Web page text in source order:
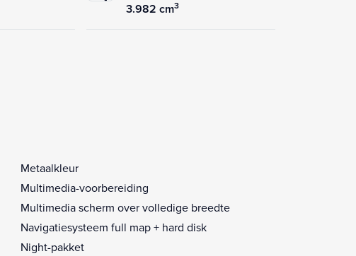
3.982 cm3
Metaalkleur
Multimedia-voorbereiding
Multimedia scherm over volledige breedte
Navigatiesysteem full map + hard disk
Night-pakket